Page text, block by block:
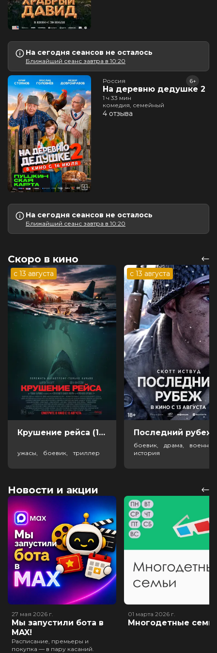
На сегодня сеансов не осталось
Ближайший сеанс завтра в 10:20
Россия
На деревню дедушке 2
6+
1 ч 33 мин
комедия, семейный
4 отзыва
На сегодня сеансов не осталось
Ближайший сеанс завтра в 10:20
Скоро в кино
с 13 августа
Крушение рейса (18+)
ужасы, боевик, триллер
с 13 августа
боевик, драма,
история
Новости и акции
27 мая 2026 г.
Мы запустили бота в
MAX!
Расписание, премьеры и
покупка — в пару касаний.
01 марта 2026 г.
Многодетные